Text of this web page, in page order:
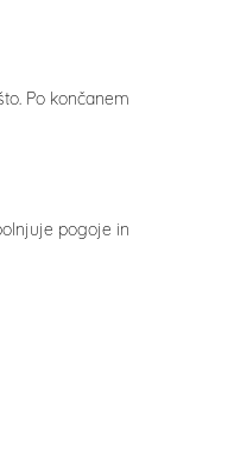
Po končanem
pogoje in